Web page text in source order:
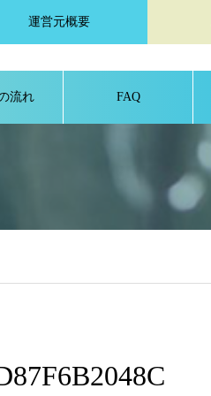
運営元概要
流れ FAQ